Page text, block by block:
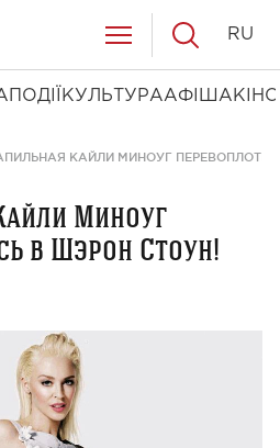
ПОДІЇ КУЛЬТУРААФІША КІНО
RU
КАЙЛИ МИНОУГ
Миноуг
в Шэрон Стоун!